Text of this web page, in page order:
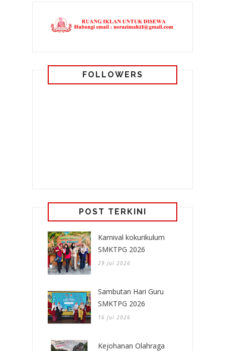
FOLLOWERS
POST TERKINI
Karnival kokurikulum
SMKTPG 2026
29 Jul 2026
Sambutan Hari Guru
SMKTPG 2026
16 Jul 2026
Kejohanan Olahraga